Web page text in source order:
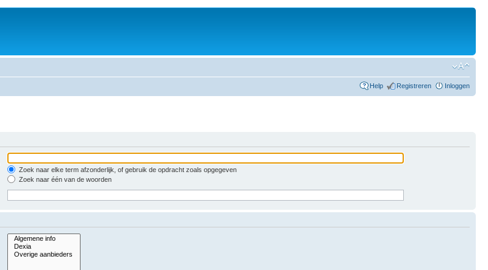
Help Registreren Inloggen
Zoek naar elke term afzonderlijk, of gebruik de opdracht zoals opgegeven
Zoek naar één van de woorden